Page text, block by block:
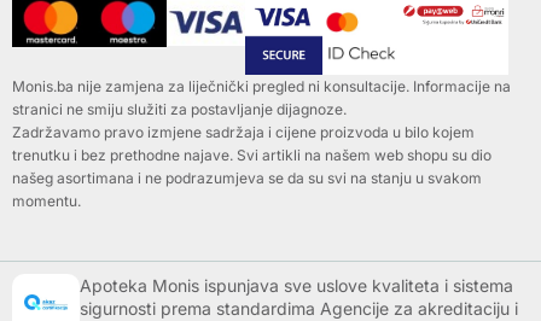
Monis.ba nije zamjena za liječnički pregled ni konsultacije. Informacije na
stranici ne smiju služiti za postavljanje dijagnoze.
Zadržavamo pravo izmjene sadržaja i cijene proizvoda u bilo kojem
trenutku i bez prethodne najave. Svi artikli na našem web shopu su dio
našeg asortimana i ne podrazumjeva se da su svi na stanju u svakom
momentu.
Apoteka Monis ispunjava sve uslove kvaliteta i sistema
sigurnosti prema standardima Agencije za akreditaciju i